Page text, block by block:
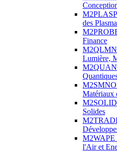
des
Finance
M2QLMN
Lumière,
M2SMNO
Matériaux
Solides
M2WAPE
l'Air et